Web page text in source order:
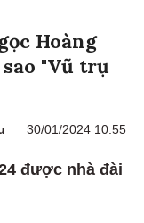
Hoàng
"Vũ trụ
30/01/2024 10:55
được nhà đài